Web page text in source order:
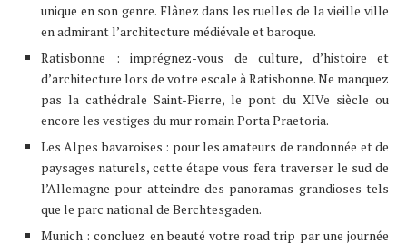
unique en son genre. Flânez dans les ruelles de la vieille ville
en admirant l’architecture médiévale et baroque.
Ratisbonne : imprégnez-vous de culture, d’histoire et
d’architecture lors de votre escale à Ratisbonne. Ne manquez
pas la cathédrale Saint-Pierre, le pont du XIVe siècle ou
encore les vestiges du mur romain Porta Praetoria.
Les Alpes bavaroises : pour les amateurs de randonnée et de
paysages naturels, cette étape vous fera traverser le sud de
l’Allemagne pour atteindre des panoramas grandioses tels
que le parc national de Berchtesgaden.
Munich : concluez en beauté votre road trip par une journée